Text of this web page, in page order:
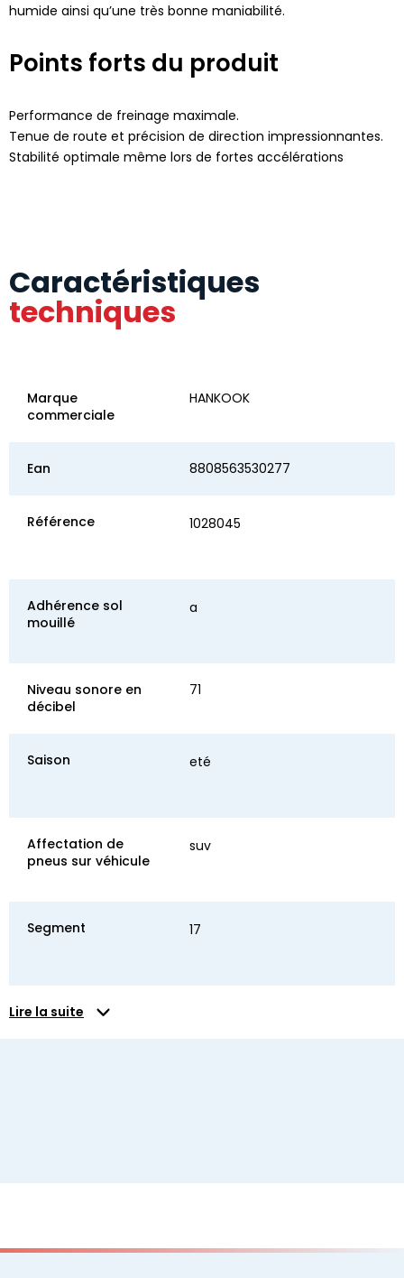
humide ainsi qu’une très bonne maniabilité.
Points forts du produit
Performance de freinage maximale.
Tenue de route et précision de direction impressionnantes.
Stabilité optimale même lors de fortes accélérations
Caractéristiques
techniques
Marque
commerciale
HANKOOK
Ean 8808563530277
Référence 1028045
Adhérence sol
mouillé
a
Niveau sonore en
décibel
71
Saison eté
Affectation de
pneus sur véhicule
suv
Segment 17
Lire la suite